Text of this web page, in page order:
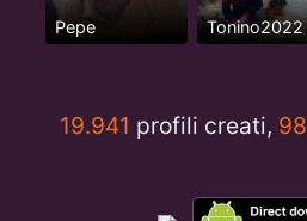
Pepe Tonino2022
19.941 profili creati, 98